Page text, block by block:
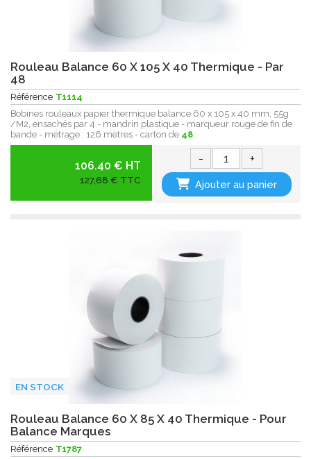
Rouleau Balance 60 X 105 X 40 Thermique - Par
48
Référence T1114
Bobines rouleaux papier thermique balance 60 x 105 x 40 mm, 55g
/M2, ensachés par 4 - mandrin plastique - marqueur rouge de fin de
bande - métrage : 126 mètres - carton de 48
106.40 € HT
127,68 € TTC
- +
Ajouter au panier
EN STOCK
Rouleau Balance 60 X 85 X 40 Thermique - Pour
Balance Marques
Référence T1787